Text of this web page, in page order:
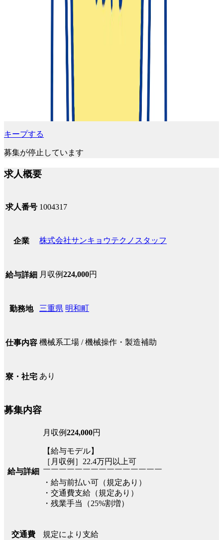
キープする
募集が停止しています
求人概要
求人番号 1004317
企業 株式会社サンキョウテクノスタッフ
給与詳細 月収例224,000円
勤務地 三重県 明和町
仕事内容 機械系工場 / 機械操作・製造補助
寮・社宅 あり
募集内容
給与詳細
月収例224,000円
【給与モデル】
［月収例］22.4万円以上可
￣￣￣￣￣￣￣￣￣￣￣￣￣￣￣
・給与前払い可（規定あり）
・交通費支給（規定あり）
・残業手当（25%割増）
交通費 規定により支給